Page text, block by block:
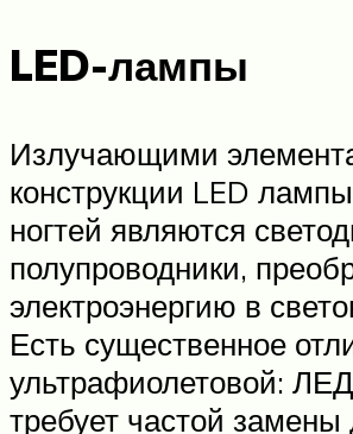
LED-лампы
Излучающими
конструкции LED
ногтей являются
полупроводники,
электроэнергию в
Есть существенное
ультрафиолетовой:
требует частой замены